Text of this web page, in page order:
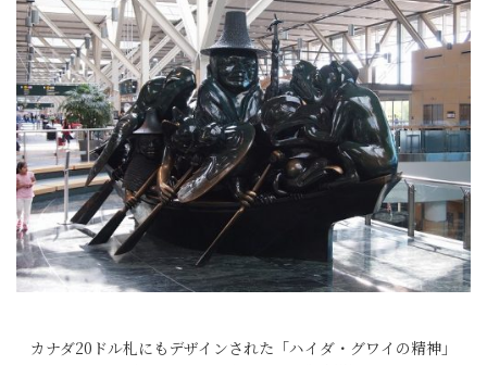
カナダ20ドル札にもデザインされた「ハイダ・グワイの精神」